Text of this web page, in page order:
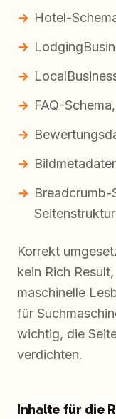
Hotel-
FAQ-
Breadcrumb-
Korrekt
kein Rich
maschinelle
für
wichtig, die
verdichten.
Inhalte für die